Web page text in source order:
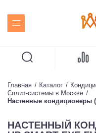
Главная Каталог
Сплит-системы в Москве
Настенные кондиционеры
НАСТЕННЫЙ